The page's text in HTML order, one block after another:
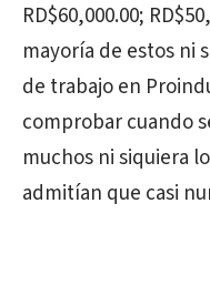
RD$60,000.00;
mayoría de estos ni
de trabajo en
comprobar cuando
muchos ni siquiera
admitían que casi